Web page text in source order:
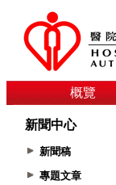
概覽
新聞中心
新聞稿
專題文章